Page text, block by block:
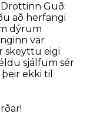
Drottinn Guð:
að herfangi
dýrum
var
skeyttu eigi
sjálfum sér
ekki til